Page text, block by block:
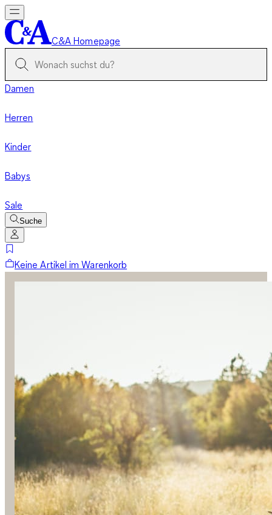
C&A Homepage
Damen
Herren
Kinder
Babys
Sale
Suche
Keine Artikel im Warenkorb